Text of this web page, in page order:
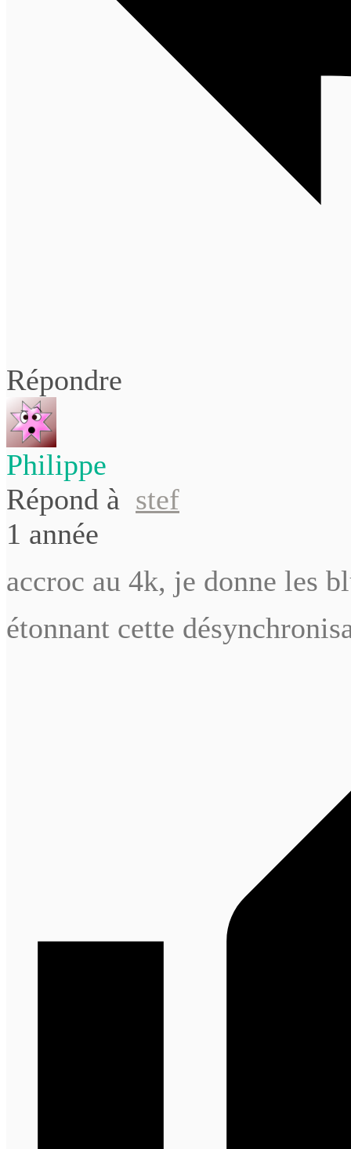
Répondre
Philippe
Répond à stef
1 année
accroc au 4k, je donne les
étonnant cette